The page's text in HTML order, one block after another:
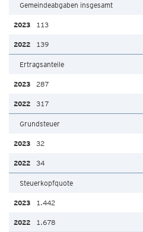
Gemeindeabgaben insgesamt
113
139
Ertragsanteile
287
317
Grundsteuer
32
34
Steuerkopfquote
1.442
1.678